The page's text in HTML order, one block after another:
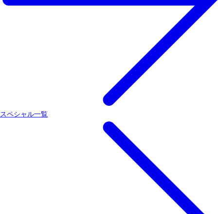
スペシャル一覧